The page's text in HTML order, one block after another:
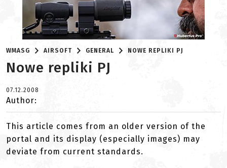
WMASG AIRSOFT GENERAL NOWE REPLIKI PJ
Nowe repliki PJ
07.12.2008
Author:
This article comes from an older version of the
portal and its display (especially images) may
deviate from current standards.